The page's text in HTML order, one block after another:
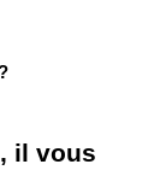
il vous